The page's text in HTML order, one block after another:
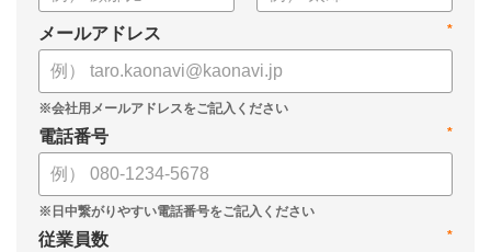
*
メールアドレス
*
電話番号
*
従業員数